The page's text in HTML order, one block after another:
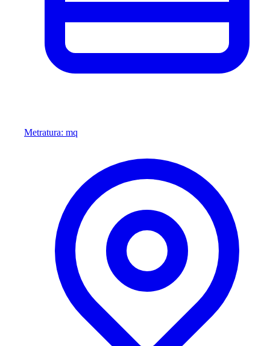
Metratura: mq